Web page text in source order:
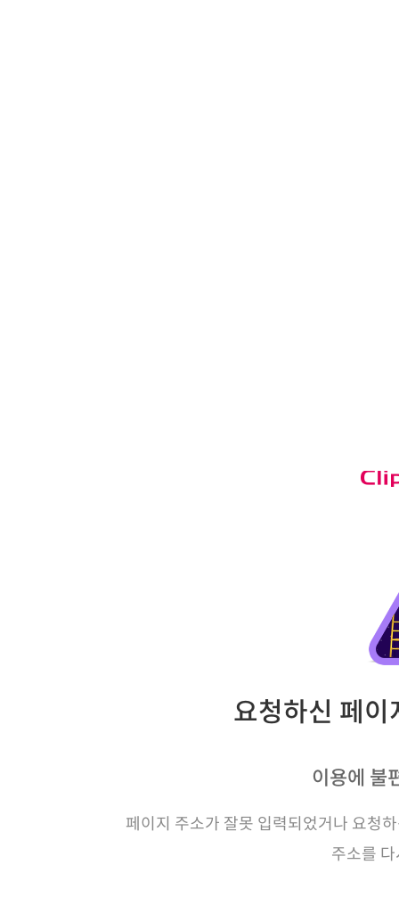
요청하신 페
이용에 불
페이지 주소가 잘못 입력되었거나 요청
주소를